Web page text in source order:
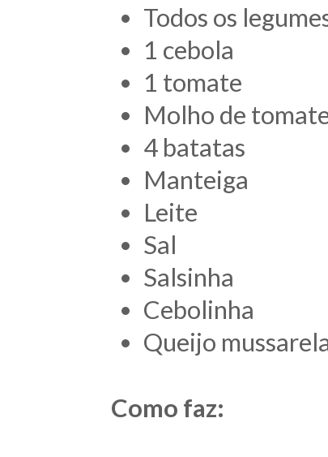
Todos os
1 cebola
1 tomate
Molho de
4 batatas
Manteiga
Leite
Sal
Salsinha
Cebolinha
Queijo
Como faz: